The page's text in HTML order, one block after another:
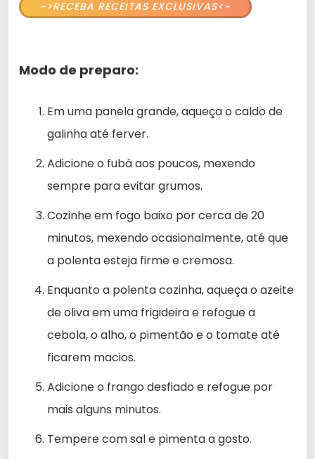
~>RECEBA RECEITAS EXCLUSIVAS<~
Modo de preparo:
Em uma panela grande, aqueça o caldo de
galinha até ferver.
Adicione o fubá aos poucos, mexendo
sempre para evitar grumos.
Cozinhe em fogo baixo por cerca de 20
minutos, mexendo ocasionalmente, até que
a polenta esteja firme e cremosa.
Enquanto a polenta cozinha, aqueça o azeite
de oliva em uma frigideira e refogue a
cebola, o alho, o pimentão e o tomate até
ficarem macios.
Adicione o frango desfiado e refogue por
mais alguns minutos.
Tempere com sal e pimenta a gosto.